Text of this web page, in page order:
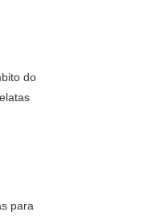
do
para